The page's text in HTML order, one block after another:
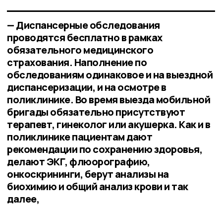
— Диспансерные обследования
проводятся бесплатно в рамках
обязательного медицинского
страхования. Наполнение по
обследованиям одинаковое и на выездной
диспансеризации, и на осмотре в
поликлинике. Во время выезда мобильной
бригады обязательно присутствуют
терапевт, гинеколог или акушерка. Как и в
поликлинике пациентам дают
рекомендации по сохранению здоровья,
делают ЭКГ, флюорографию,
онкоскрининги, берут анализы на
биохимию и общий анализ крови и так
далее,